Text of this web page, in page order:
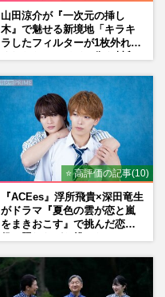
山田涼介が『一次元の挿し
木』で魅せる新境地「キラキ
ラしたフィルターが1枚外れて
⭐ 高評価の記事(10)
『ACEes』浮所飛貴×深田竜生
がドラマ『夏色の雲が恋と嵐
をまきおこす』で挑んだ恋人